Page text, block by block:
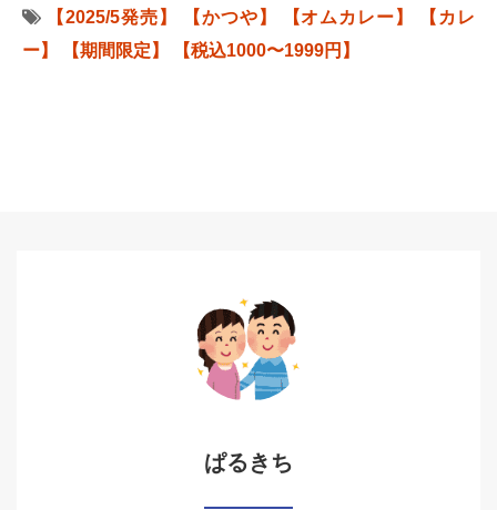
【2025/5発売】 【かつや】 【オムカレー】
【カレ
ー】
【期間限定】 【税込1000〜1999円】
ぱるきち